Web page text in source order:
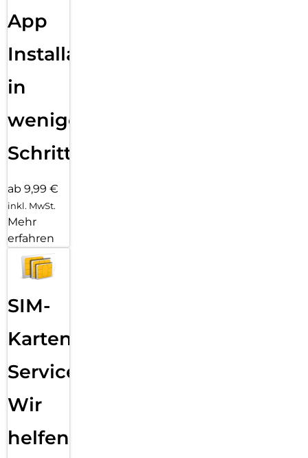
App
Installation
in
wenigen
Schritten
ab 9,99 €
inkl. MwSt.
Mehr
erfahren
SIM-
Karten
Service:
Wir
helfen